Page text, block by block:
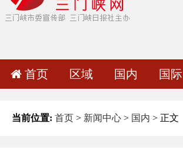
首页 区域 国内 国际
当前位置: 首页 > 新闻中心 > 国内 > 正文